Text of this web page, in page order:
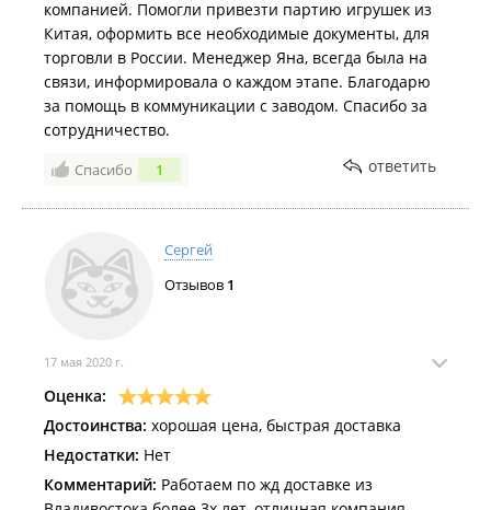
компанией. Помогли привезти партию игрушек из
Китая, оформить все необходимые документы, для
торговли в России. Менеджер Яна, всегда была на
связи, информировала о каждом этапе. Благодарю
за помощь в коммуникации с заводом. Спасибо за
сотрудничество.
Спасибо 1 ответить
Сергей
Отзывов 1
17 мая 2020 г.
Оценка:
Достоинства: хорошая цена, быстрая доставка
Недостатки: Нет
Комментарий: Работаем по жд доставке из